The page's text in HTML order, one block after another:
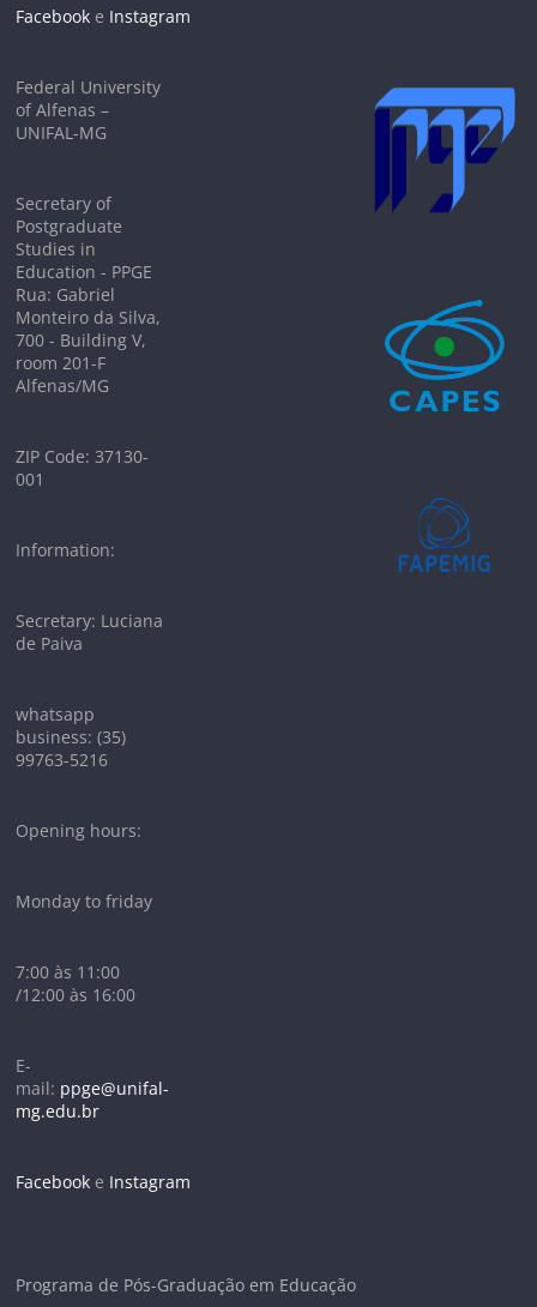
Facebook e Instagram
Federal University
of Alfenas –
UNIFAL-MG
Secretary of
Postgraduate
Studies in
Education - PPGE
Rua: Gabriel
Monteiro da Silva,
700 - Building V,
room 201-F
Alfenas/MG
ZIP Code: 37130-
001
Information:
Secretary: Luciana
de Paiva
whatsapp
business: (35)
99763-5216
Opening hours:
Monday to friday
7:00 às 11:00
/12:00 às 16:00
E-
mail: ppge@unifal-
mg.edu.br
Facebook e Instagram
Programa de Pós-Graduação em Educação